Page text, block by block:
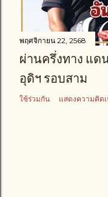
พฤศจิกายน 22, 2568
ผ่านครึ่งทาง แด
อุดิฯ รอบสาม
ใช้ร่วมกัน แสดงความคิด